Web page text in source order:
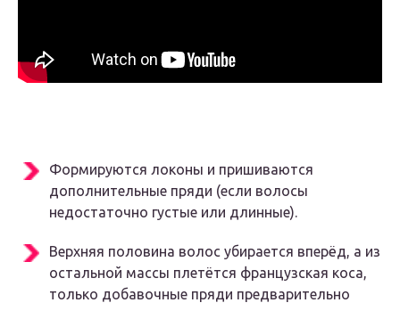
Формируются локоны и пришиваются
дополнительные пряди (если волосы
недостаточно густые или длинные).
Верхняя половина волос убирается вперёд, а из
остальной массы плетётся французская коса,
только добавочные пряди предварительно